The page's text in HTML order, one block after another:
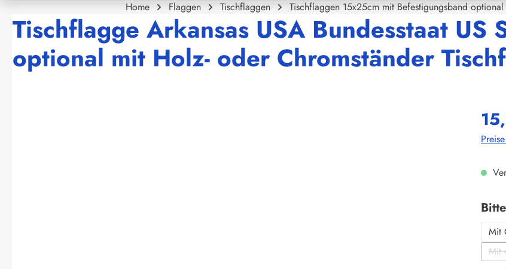
Home Flaggen Tischflaggen Tischflaggen 15x25cm mit Befestigungsband
Tischflagge Arkansas USA Bundesstaat US
optional mit Holz- oder Chromständer
Mit
Mit